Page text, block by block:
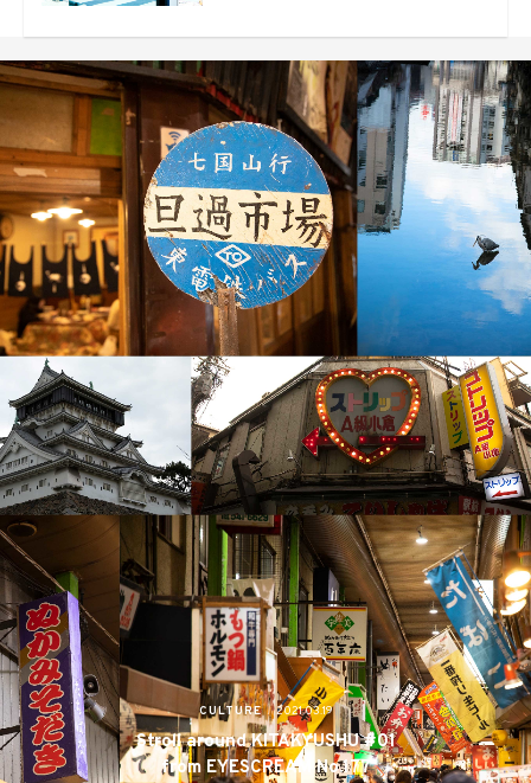
CULTURE 2021.03.19
Stroll around KITAKYUSHU #01
from EYESCREAM No.177